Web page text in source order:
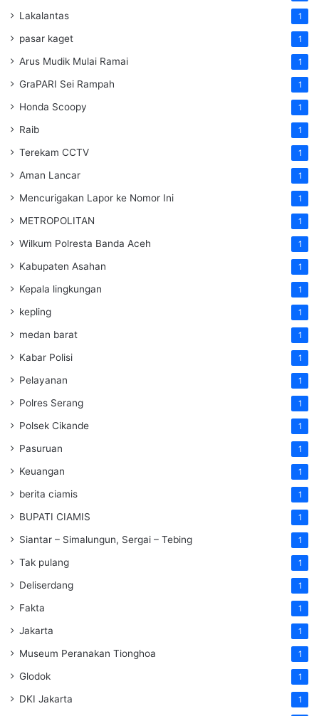
Lakalantas 1
pasar kaget 1
Arus Mudik Mulai Ramai 1
GraPARI Sei Rampah 1
Honda Scoopy 1
Raib 1
Terekam CCTV 1
Aman Lancar 1
Mencurigakan Lapor ke Nomor Ini 1
METROPOLITAN 1
Wilkum Polresta Banda Aceh 1
Kabupaten Asahan 1
Kepala lingkungan 1
kepling 1
medan barat 1
Kabar Polisi 1
Pelayanan 1
Polres Serang 1
Polsek Cikande 1
Pasuruan 1
Keuangan 1
berita ciamis 1
BUPATI CIAMIS 1
Siantar – Simalungun, Sergai – Tebing 1
Tak pulang 1
Deliserdang 1
Fakta 1
Jakarta 1
Museum Peranakan Tionghoa 1
Glodok 1
DKI Jakarta 1